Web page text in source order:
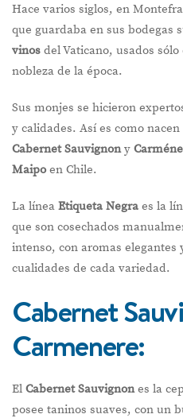
Hace varios siglos, en
que guardaba en sus bodegas
vinos del Vaticano, usados
nobleza de la época.
Sus monjes se hicieron
y calidades. Así es como nacen
Cabernet Sauvignony
Maipoen Chile.
La línea Etiqueta Negra es la
que son cosechados
intenso, con aromas elegantes
cualidades de cada variedad.
Cabernet
Carmenere:
El Cabernet Sauvignones la
posee taninos suaves, con un